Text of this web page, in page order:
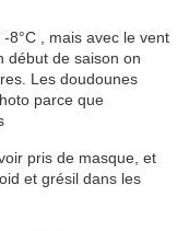
8°C , mais avec le vent
début de saison on
Les doudounes
parce que
pris de masque, et
et grésil dans les